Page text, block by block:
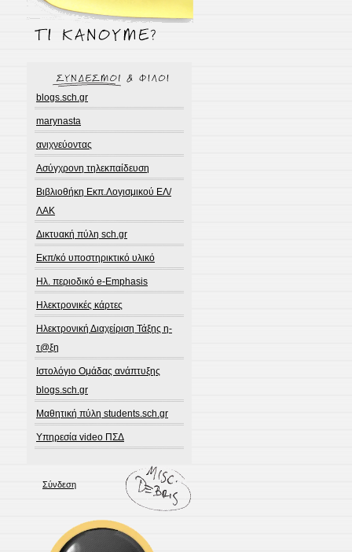
blogs.sch.gr
marynasta
ανιχνεύοντας
Ασύγχρονη τηλεκπαίδευση
Βιβλιοθήκη Εκπ.Λογισμικού ΕΛ/
ΛΑΚ
Δικτυακή πύλη sch.gr
Εκπ/κό υποστηρικτικό υλικό
Ηλ. περιοδικό e-Emphasis
Ηλεκτρονικές κάρτες
Ηλεκτρονική Διαχείριση Τάξης η-
τ@ξη
Ιστολόγιο Ομάδας ανάπτυξης
blogs.sch.gr
Μαθητική πύλη students.sch.gr
Υπηρεσία video ΠΣΔ
Σύνδεση